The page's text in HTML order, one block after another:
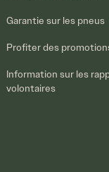
Garantie sur les pneus
Profiter des
Information sur les
volontaires